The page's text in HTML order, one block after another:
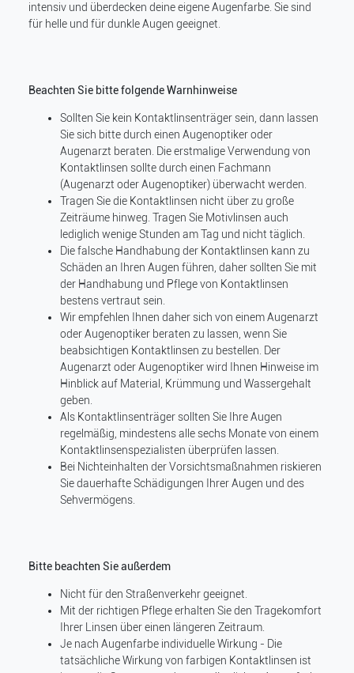
intensiv und überdecken deine eigene Augenfarbe. Sie sind
für helle und für dunkle Augen geeignet.
Beachten Sie bitte folgende Warnhinweise
Sollten Sie kein Kontaktlinsenträger sein, dann lassen
Sie sich bitte durch einen Augenoptiker oder
Augenarzt beraten. Die erstmalige Verwendung von
Kontaktlinsen sollte durch einen Fachmann
(Augenarzt oder Augenoptiker) überwacht werden.
Tragen Sie die Kontaktlinsen nicht über zu große
Zeiträume hinweg. Tragen Sie Motivlinsen auch
lediglich wenige Stunden am Tag und nicht täglich.
Die falsche Handhabung der Kontaktlinsen kann zu
Schäden an Ihren Augen führen, daher sollten Sie mit
der Handhabung und Pflege von Kontaktlinsen
bestens vertraut sein.
Wir empfehlen Ihnen daher sich von einem Augenarzt
oder Augenoptiker beraten zu lassen, wenn Sie
beabsichtigen Kontaktlinsen zu bestellen. Der
Augenarzt oder Augenoptiker wird Ihnen Hinweise im
Hinblick auf Material, Krümmung und Wassergehalt
geben.
Als Kontaktlinsenträger sollten Sie Ihre Augen
regelmäßig, mindestens alle sechs Monate von einem
Kontaktlinsenspezialisten überprüfen lassen.
Bei Nichteinhalten der Vorsichtsmaßnahmen riskieren
Sie dauerhafte Schädigungen Ihrer Augen und des
Sehvermögens.
Bitte beachten Sie außerdem
Nicht für den Straßenverkehr geeignet.
Mit der richtigen Pflege erhalten Sie den Tragekomfort
Ihrer Linsen über einen längeren Zeitraum.
Je nach Augenfarbe individuelle Wirkung - Die
tatsächliche Wirkung von farbigen Kontaktlinsen ist